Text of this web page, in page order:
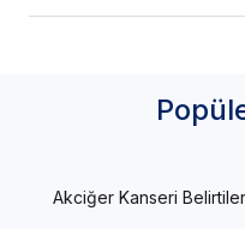
Akciğer Kanseri